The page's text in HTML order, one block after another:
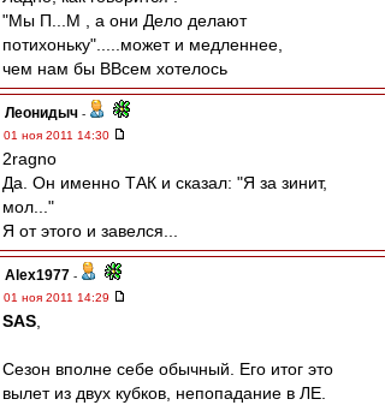
"Мы П...М , а они Дело делают
потихоньку".....может и медленнее,
чем нам бы ВВсем хотелось
Леонидыч -
01 ноя 2011 14:30
2ragno
Да. Он именно ТАК и сказал: "Я за зинит,
мол..."
Я от этого и завелся...
Alex1977 -
01 ноя 2011 14:29
SAS
Сезон вполне себе обычный. Его итог это
вылет из двух кубков, непопадание в ЛЕ.